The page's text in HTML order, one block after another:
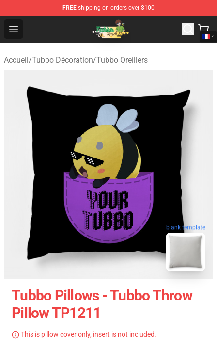
FREE shipping on orders over $100
Open menu
Tubbo Store - Official Tubbo Merchandise Shop
Accueil/Tubbo Décoration/Tubbo Oreillers
blank template
Tubbo Pillows - Tubbo Throw
Pillow TP1211
This is pillow cover only, insert is not included.